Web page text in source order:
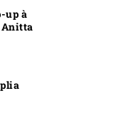
up à